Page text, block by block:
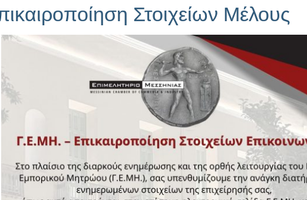
Στοιχεία ξένων χωρών
Χωρών Αναφοράς Του Αιγυπτιακού
Στοιχείων Μέλους